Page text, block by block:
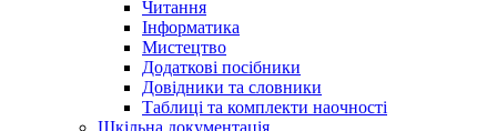
Читання
Інформатика
Мистецтво
Додаткові посібники
Довідники та словники
Таблиці та комплекти наочності
Шкільна документація